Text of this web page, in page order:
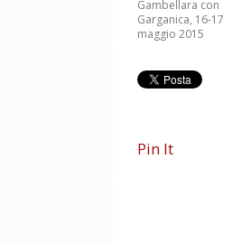
Gambellara con
Garganica, 16-17
maggio 2015
Pin It